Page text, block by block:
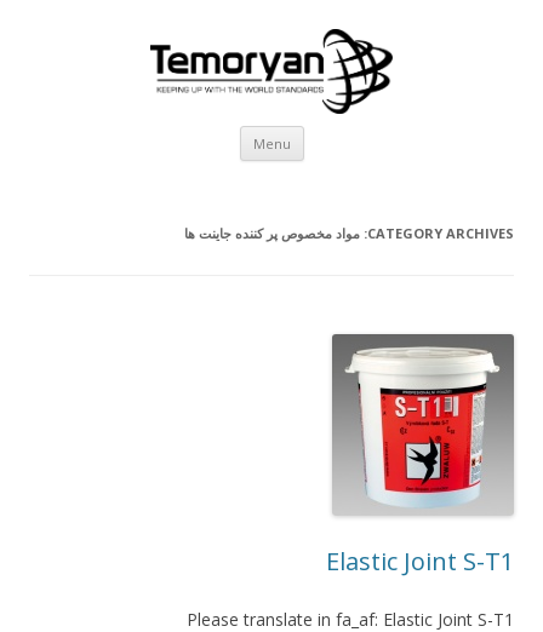
Menu
CATEGORY ARCHIVES: مواد مخصوص پر کننده جاینت ها
Elastic Joint S-T1
Please translate in fa_af: Elastic Joint S-T1